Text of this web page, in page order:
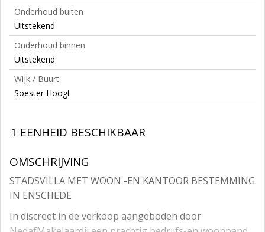
Onderhoud buiten
Uitstekend
Onderhoud binnen
Uitstekend
Wijk / Buurt
Soester Hoogt
1 EENHEID BESCHIKBAAR
OMSCHRIJVING
STADSVILLA MET WOON -EN KANTOOR BESTEMMING
IN ENSCHEDE
In discreet in de verkoop aangeboden door